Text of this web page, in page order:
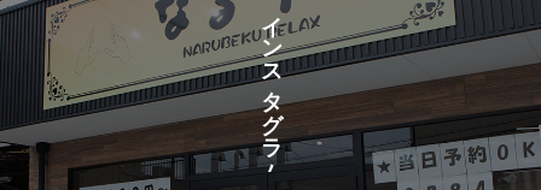
イ
ン
ス
タ
グ
ラ
ム